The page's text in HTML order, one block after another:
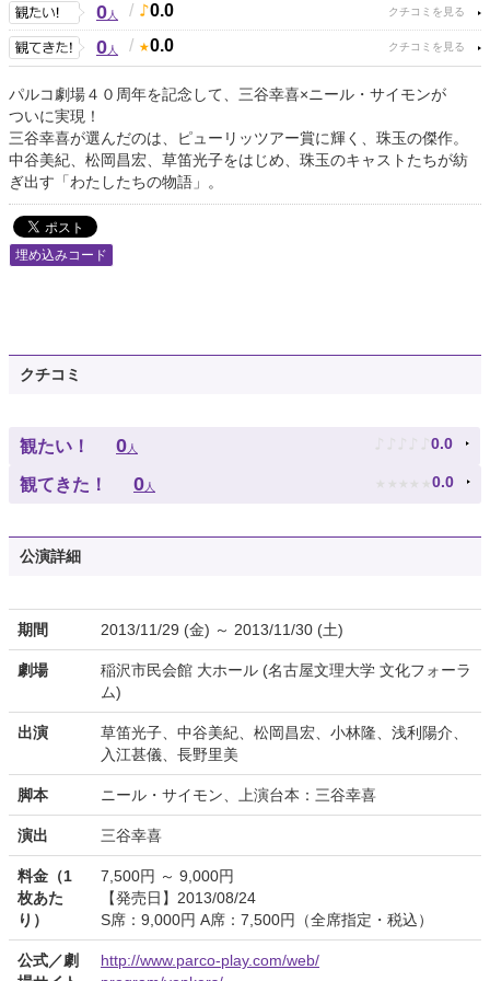
0人 / 0.0
0人 / 0.0
パルコ劇場４０周年を記念して、三谷幸喜×ニール・サイモンが
ついに実現！
三谷幸喜が選んだのは、ピューリッツアー賞に輝く、珠玉の傑作。
中谷美紀、松岡昌宏、草笛光子をはじめ、珠玉のキャストたちが紡
ぎ出す「わたしたちの物語」。
埋め込みコード
クチコミ
観たい！ 0人 ♪ ♪ ♪ ♪ ♪ 0.0
観てきた！ 0人 ★ ★ ★ ★ ★ 0.0
公演詳細
期間 2013/11/29 (金) ～ 2013/11/30 (土)
劇場
稲沢市民会館 大ホール (名古屋文理大学 文化フォーラ
ム)
出演
草笛光子、中谷美紀、松岡昌宏、小林隆、浅利陽介、
入江甚儀、長野里美
脚本 ニール・サイモン、上演台本：三谷幸喜
演出 三谷幸喜
料金（1
枚あた
り）
7,500円 ～ 9,000円
【発売日】2013/08/24
S席：9,000円 A席：7,500円（全席指定・税込）
公式／劇
http://www.parco-play.com/web/